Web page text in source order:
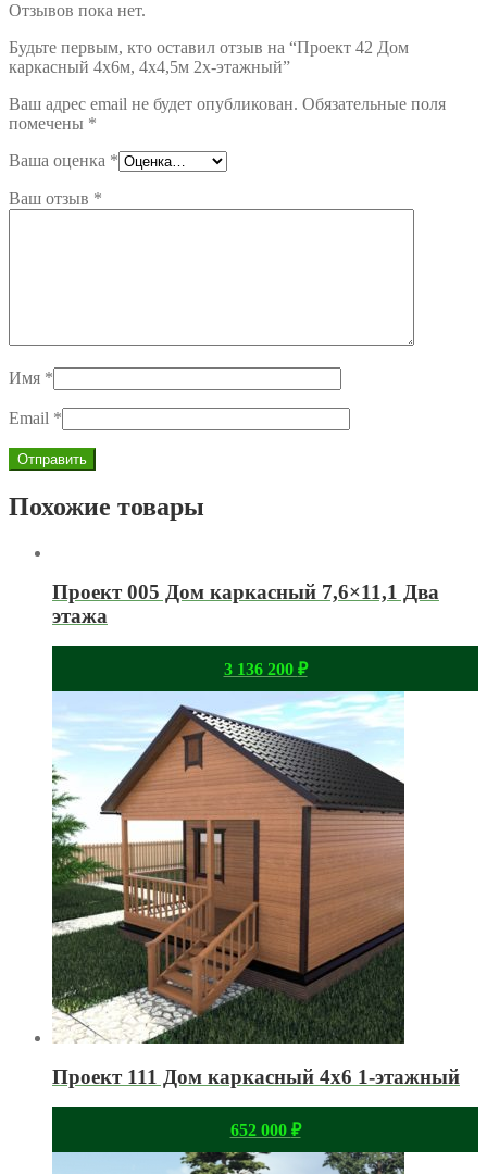
Отзывов пока нет.
Будьте первым, кто оставил отзыв на “Проект 42 Дом
каркасный 4х6м, 4х4,5м 2х-этажный”
Ваш адрес email не будет опубликован. Обязательные поля
помечены *
Ваша оценка *
Ваш отзыв *
Имя *
Email *
Похожие товары
Проект 005 Дом каркасный 7,6×11,1 Два
этажа
3 136 200 ₽
Проект 111 Дом каркасный 4х6 1-этажный
652 000 ₽